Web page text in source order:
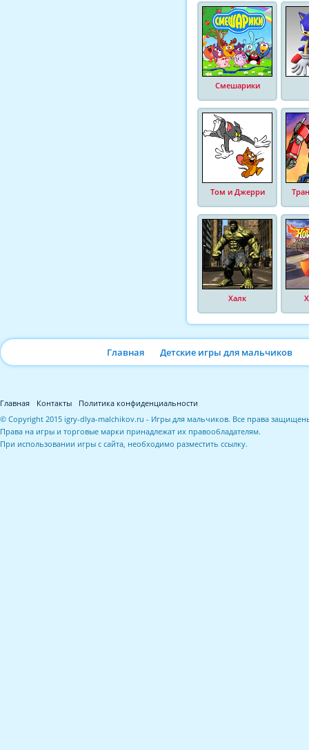
Смешарики
Том и Джерри
Халк
Главная Детские игры для мальчиков
Главная Контакты
Политика конфиденциальности
© Copyright 2015 igry-dlya-malchikov.ru - Игры для мальчиков. Все права
Права на игры и торговые марки принадлежат их правообладателям.
При использовании игры с сайта, необходимо разместить ссылку.